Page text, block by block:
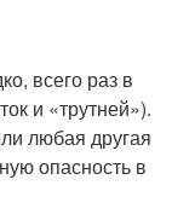
всего раз в
и «трутней»).
любая другая
опасность в